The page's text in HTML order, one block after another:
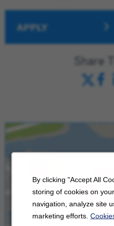
By clicking "Accept All
storing of cookies on
navigation, analyze site
marketing efforts.
APPLY
Share